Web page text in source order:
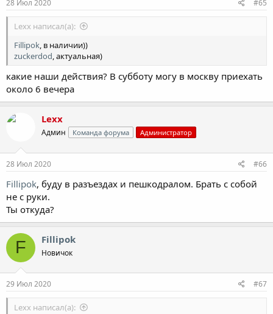
28 Июл 2020 #65
Lexx написал(а):
Fillipok, в наличии))
zuckerdod, актуальная)
какие наши действия? В субботу могу в москву приехать
около 6 вечера
Lexx
Админ Команда форума Администратор
28 Июл 2020 #66
Fillipok, буду в разъездах и пешкодралом. Брать с собой
не с руки.
Ты откуда?
F Fillipok
Новичок
29 Июл 2020 #67
Lexx написал(а):